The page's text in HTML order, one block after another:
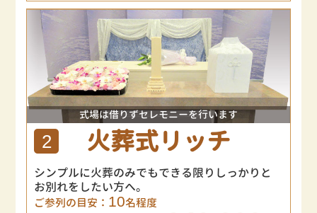
式場は借りずセレモニーを行います
2 火葬式リッチ
シンプルに火葬のみでもできる限りしっかりと
お別れをしたい方へ。
ご参列の目安： 10名程度